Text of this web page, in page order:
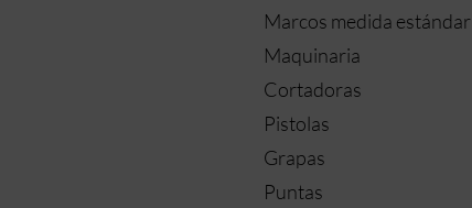
Marcos medida estándar
Maquinaria
Cortadoras
Pistolas
Grapas
Puntas